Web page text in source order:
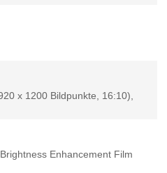
x 1200 Bildpunkte, 16:10),
Enhancement Film